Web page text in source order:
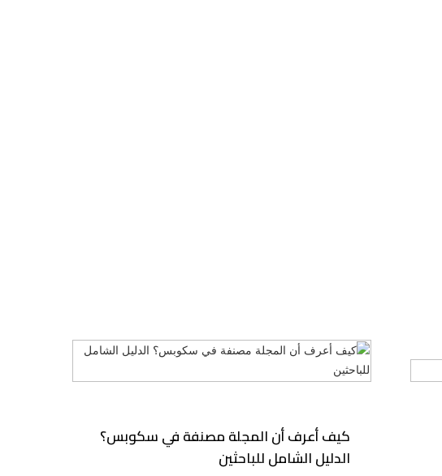
كيف أعرف أن المجلة مصنفة في سكوبس؟
الدليل الشامل للباحثين